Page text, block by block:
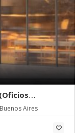
Aires